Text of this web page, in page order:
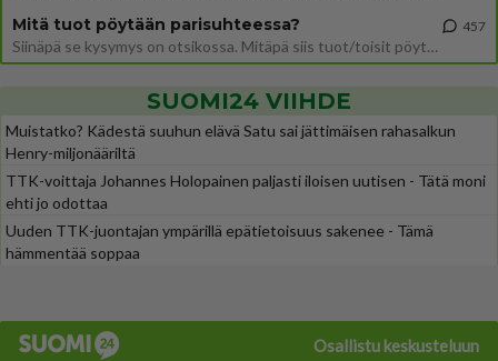
Mitä tuot pöytään parisuhteessa?
Siinäpä se kysymys on otsikossa. Mitäpä siis tuot/toisit pöytään parisuhteessa? Oletko mies vai nainen? Koetko sen mitä
457
SUOMI24 VIIHDE
Muistatko? Kädestä suuhun elävä Satu sai jättimäisen rahasalkun
Henry-miljonääriltä
TTK-voittaja Johannes Holopainen paljasti iloisen uutisen - Tätä moni
ehti jo odottaa
Uuden TTK-juontajan ympärillä epätietoisuus sakenee - Tämä
hämmentää soppaa
Osallistu keskusteluun